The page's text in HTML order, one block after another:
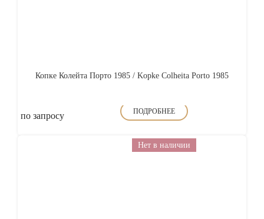
Копке Колейта Порто 1985 / Kopke Colheita Porto 1985
по запросу ПОДРОБНЕЕ
Нет в наличии